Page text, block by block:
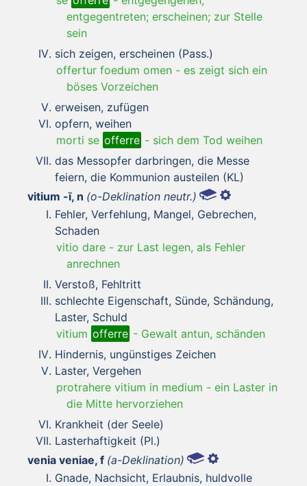
entgegentreten; erscheinen; zur Stelle
sein
sich zeigen, erscheinen (Pass.)
offertur foedum omen - es zeigt sich ein
böses Vorzeichen
erweisen, zufügen
opfern, weihen
morti se offerre - sich dem Tod weihen
das Messopfer darbringen, die Messe
feiern, die Kommunion austeilen (KL)
vitium -ī, n (o-Deklination neutr.)
Fehler, Verfehlung, Mangel, Gebrechen,
Schaden
vitio dare - zur Last legen, als Fehler
anrechnen
Verstoß, Fehltritt
schlechte Eigenschaft, Sünde, Schändung,
Laster, Schuld
vitium offerre - Gewalt antun, schänden
Hindernis, ungünstiges Zeichen
Laster, Vergehen
protrahere vitium in medium - ein Laster in
die Mitte hervorziehen
Krankheit (der Seele)
Lasterhaftigkeit (Pl.)
venia veniae, f (a-Deklination)
Gnade, Nachsicht, Erlaubnis, huldvolle